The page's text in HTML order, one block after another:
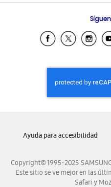
Samsung
Samsung
Samsung
Samsung
Copyright© 1995-2025
Este sitio se ve mejor en las
Safari y
Ayuda para accesibilidad